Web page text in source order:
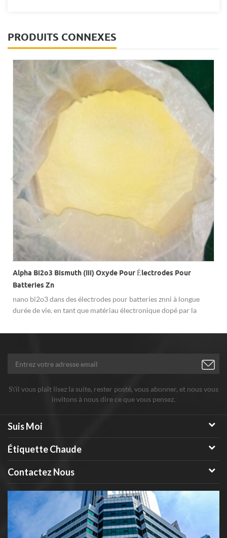
PRODUITS CONNEXES
Alpha Bi2o3 Bismuth (iii) Oxyde Pour Électrodes Pour
Batteries Zn
nano bi2o3 dans des électrodes pour batteries znni à longue
durée de vie. en tant que matériau électronique dopé par la
est largement utilisé dans la production de composants
S\'il vous plaît lisez la suite, rester posté, vous abonner, et nous vous
invitons à nous dire ce que vous pensez.
Suis Moi
Étiquette Chaude
Contactez Nous